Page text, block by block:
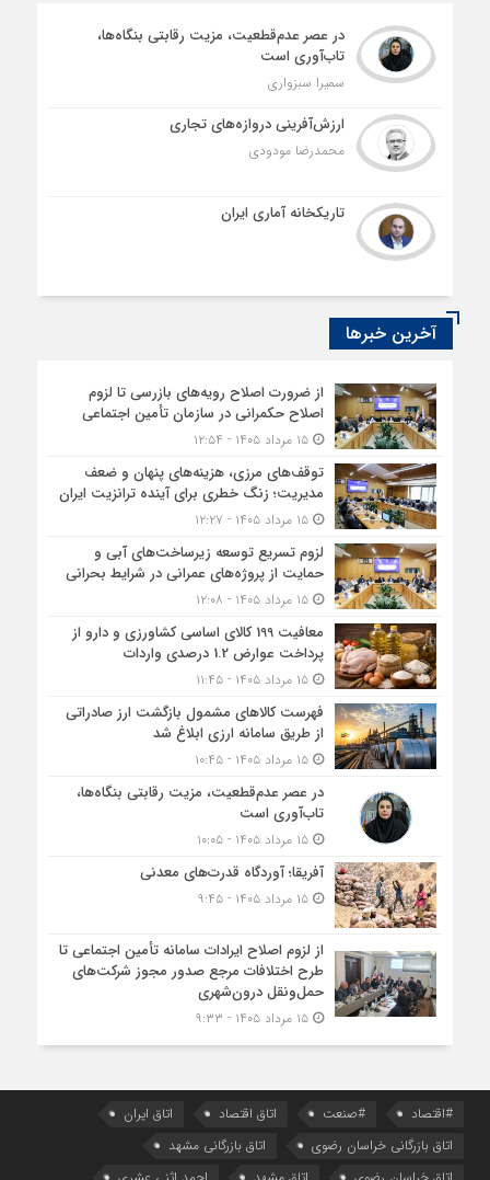
در عصر عدم‌قطعیت، مزیت رقابتی بنگاه‌ها،
تاب‌آوری است
سمیرا سبزواری
ارزش‌آفرینی دروازه‌های تجاری
محمدرضا مودودی
تاریکخانه آماری ایران
آخرین خبرها
از ضرورت اصلاح رویه‌های بازرسی تا لزوم
اصلاح حکمرانی در سازمان تأمین اجتماعی
۱۵ مرداد ۱۴۰۵ - ۱۲:۵۴
توقف‌های مرزی، هزینه‌های پنهان و ضعف
مدیریت؛ زنگ خطری برای آینده ترانزیت ایران
۱۵ مرداد ۱۴۰۵ - ۱۲:۲۷
لزوم تسریع توسعه زیرساخت‌های آبی و
حمایت از پروژه‌های عمرانی در شرایط بحرانی
۱۵ مرداد ۱۴۰۵ - ۱۲:۰۸
معافیت 199 کالای اساسی کشاورزی و دارو از
پرداخت عوارض 1.2 درصدی واردات
۱۵ مرداد ۱۴۰۵ - ۱۱:۴۵
فهرست کالاهای مشمول بازگشت ارز صادراتی
از طریق سامانه ارزی ابلاغ شد
۱۵ مرداد ۱۴۰۵ - ۱۰:۴۵
در عصر عدم‌قطعیت، مزیت رقابتی بنگاه‌ها،
تاب‌آوری است
۱۵ مرداد ۱۴۰۵ - ۱۰:۰۵
آفریقا؛ آوردگاه قدرت‌های معدنی
۱۵ مرداد ۱۴۰۵ - ۹:۴۵
از لزوم اصلاح ایرادات سامانه تأمین اجتماعی تا
طرح اختلافات مرجع صدور مجوز شرکت‌های
حمل‌ونقل درون‌شهری
۱۵ مرداد ۱۴۰۵ - ۹:۳۳
#اقتصاد #صنعت اتاق اقتصاد
اتاق ایران
اتاق بازرگانی خراسان رضوی
اتاق بازرگانی مشهد